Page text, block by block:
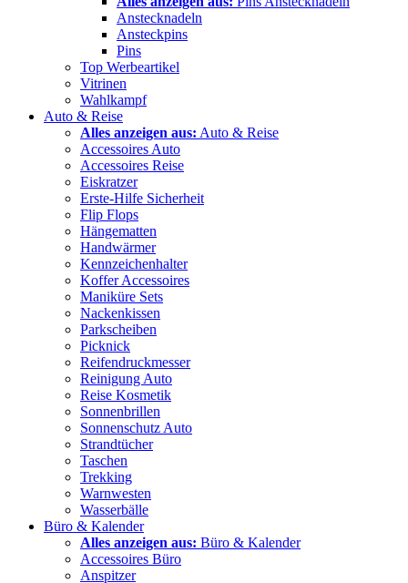
Anstecknadeln
Ansteckpins
Pins
Top Werbeartikel
Vitrinen
Wahlkampf
Auto & Reise
Alles anzeigen aus: Auto & Reise
Accessoires Auto
Accessoires Reise
Eiskratzer
Erste-Hilfe Sicherheit
Flip Flops
Hängematten
Handwärmer
Kennzeichenhalter
Koffer Accessoires
Maniküre Sets
Nackenkissen
Parkscheiben
Picknick
Reifendruckmesser
Reinigung Auto
Reise Kosmetik
Sonnenbrillen
Sonnenschutz Auto
Strandtücher
Taschen
Trekking
Warnwesten
Wasserbälle
Büro & Kalender
Alles anzeigen aus: Büro & Kalender
Accessoires Büro
Anspitzer